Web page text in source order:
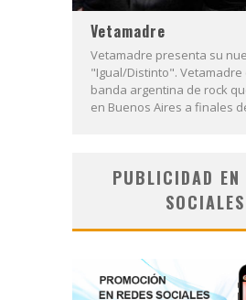
Vetamadre
Vetamadre presenta su
"Igual/Distinto". Vetamadre
banda argentina de rock
en Buenos Aires a finales
PUBLICIDAD EN
SOCIALES